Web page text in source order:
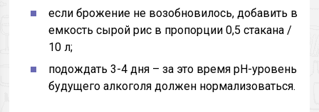
если брожение не возобновилось, добавить в
емкость сырой рис в пропорции 0,5 стакана /
10 л;
подождать 3-4 дня – за это время pH-уровень
будущего алкоголя должен нормализоваться.